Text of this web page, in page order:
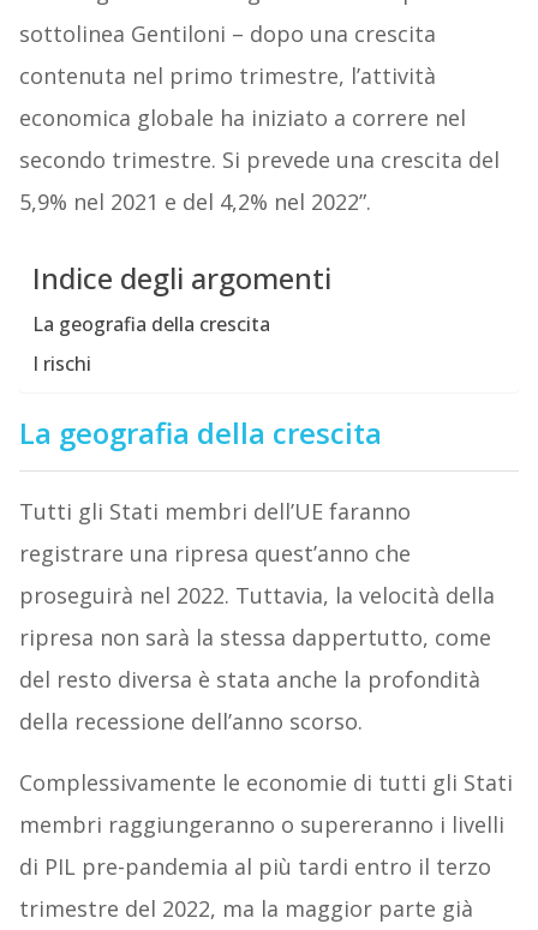
sottolinea Gentiloni – dopo una crescita
contenuta nel primo trimestre, l’attività
economica globale ha iniziato a correre nel
secondo trimestre. Si prevede una crescita del
5,9% nel 2021 e del 4,2% nel 2022”.
Indice degli argomenti
La geografia della crescita
I rischi
La geografia della crescita
Tutti gli Stati membri dell’UE faranno
registrare una ripresa quest’anno che
proseguirà nel 2022. Tuttavia, la velocità della
ripresa non sarà la stessa dappertutto, come
del resto diversa è stata anche la profondità
della recessione dell’anno scorso.
Complessivamente le economie di tutti gli Stati
membri raggiungeranno o supereranno i livelli
di PIL pre-pandemia al più tardi entro il terzo
trimestre del 2022, ma la maggior parte già